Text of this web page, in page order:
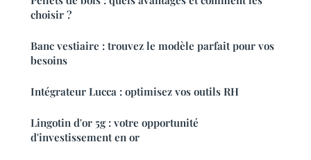
choisir ?
Banc vestiaire : trouvez le modèle parfait pour vos
besoins
Intégrateur Lucca : optimisez vos outils RH
Lingotin d'or 5g : votre opportunité
d'investissement en or